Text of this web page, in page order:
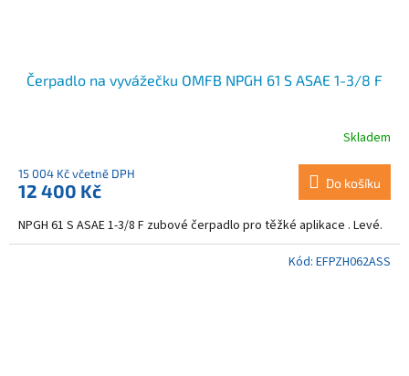
Čerpadlo na vyvážečku OMFB NPGH 61 S ASAE 1-3/8 F
Skladem
15 004 Kč včetně DPH
12 400 Kč Do košíku
NPGH 61 S ASAE 1-3/8 F zubové čerpadlo pro těžké aplikace . Levé.
Kód: EFPZH062ASS